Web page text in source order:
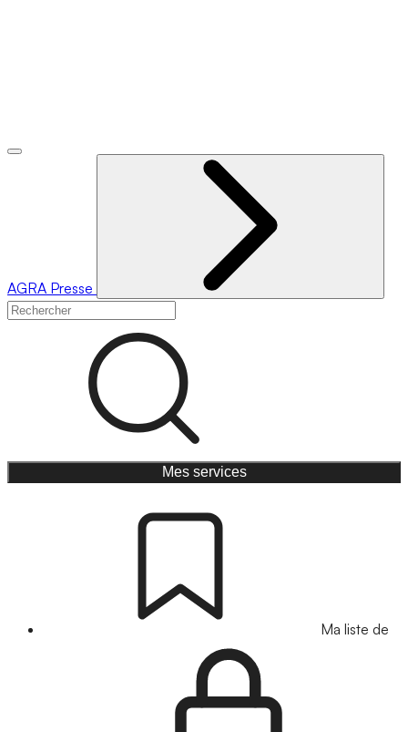
AGRA Presse
Mes services
Ma liste de